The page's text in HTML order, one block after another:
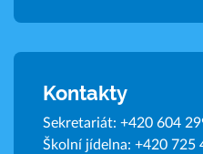
Kontakty
Sekretariát: +420 604
Školní jídelna: +420 725